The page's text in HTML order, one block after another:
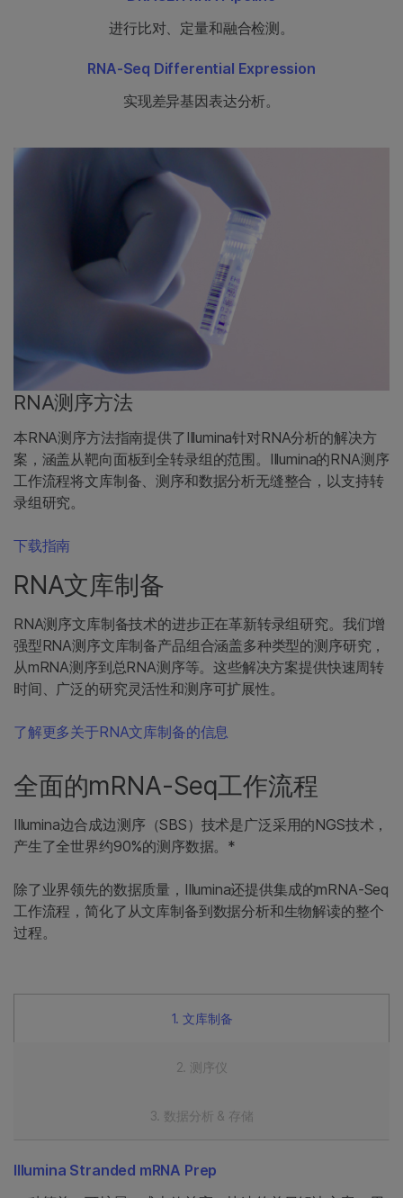
进行比对、定量和融合检测。
RNA-Seq Differential Expression
实现差异基因表达分析。
RNA测序方法
本RNA测序方法指南提供了Illumina针对RNA分析的解决方
案，涵盖从靶向面板到全转录组的范围。Illumina的RNA测序
工作流程将文库制备、测序和数据分析无缝整合，以支持转
录组研究。
下载指南
RNA文库制备
RNA测序文库制备技术的进步正在革新转录组研究。我们增
强型RNA测序文库制备产品组合涵盖多种类型的测序研究，
从mRNA测序到总RNA测序等。这些解决方案提供快速周转
时间、广泛的研究灵活性和测序可扩展性。
了解更多关于RNA文库制备的信息
全面的mRNA-Seq工作流程
Illumina边合成边测序（SBS）技术是广泛采用的NGS技术，
产生了全世界约90%的测序数据。*
除了业界领先的数据质量，Illumina还提供集成的mRNA-Seq
工作流程，简化了从文库制备到数据分析和生物解读的整个
过程。
文库制备
测序仪
数据分析 & 存储
Illumina Stranded mRNA Prep